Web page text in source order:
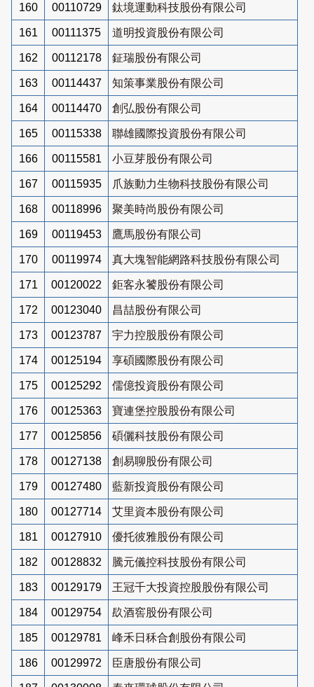
160 00110729 鈦境運動科技股份有限公司
161 00111375 道明投資股份有限公司
162 00112178 鉦瑞股份有限公司
163 00114437 知策事業股份有限公司
164 00114470 創弘股份有限公司
165 00115338 聯雄國際投資股份有限公司
166 00115581 小豆芽股份有限公司
167 00115935 爪族動力生物科技股份有限公司
168 00118996 聚美時尚股份有限公司
169 00119453 鷹馬股份有限公司
170 00119974 真大塊智能網路科技股份有限公司
171 00120022 鉅客永饕股份有限公司
172 00123040 昌喆股份有限公司
173 00123787 宇力控股股份有限公司
174 00125194 享碩國際股份有限公司
175 00125292 儒億投資股份有限公司
176 00125363 寶連堡控股股份有限公司
177 00125856 碩儷科技股份有限公司
178 00127138 創易聊股份有限公司
179 00127480 藍新投資股份有限公司
180 00127714 艾里資本股份有限公司
181 00127910 優托彼雅股份有限公司
182 00128832 騰元儀控科技股份有限公司
183 00129179 王冠千大投資控股股份有限公司
184 00129754 镹酒窖股份有限公司
185 00129781 峰禾日秝合創股份有限公司
186 00129972 臣唐股份有限公司